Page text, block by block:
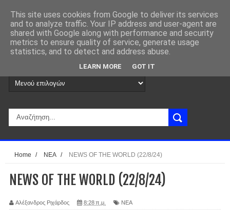
Home / ΝΕΑ / NEWS OF THE WORLD (22/8/24)
NEWS OF THE WORLD (22/8/24)
Αλέξανδρος Ριχάρδος 8:28 π.μ. ΝΕΑ
This site uses cookies from Google to deliver its services
and to analyze traffic. Your IP address and user-agent are
shared with Google along with performance and security
metrics to ensure quality of service, generate usage
statistics, and to detect and address abuse.
LEARN MORE GOT IT